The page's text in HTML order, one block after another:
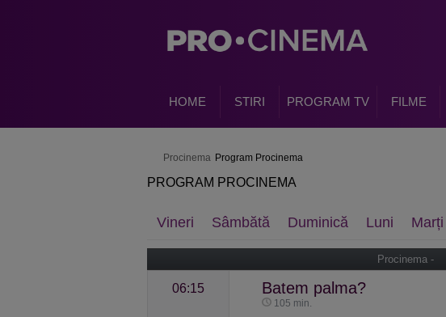
HOME STIRI PROGRAM TV FILME
Procinema Program Procinema
PROGRAM PROCINEMA
Vineri Sâmbătă Duminică Luni Marți
Procinema -
06:15 Batem palma?
105 min.